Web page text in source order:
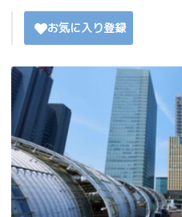
お気に入り登録